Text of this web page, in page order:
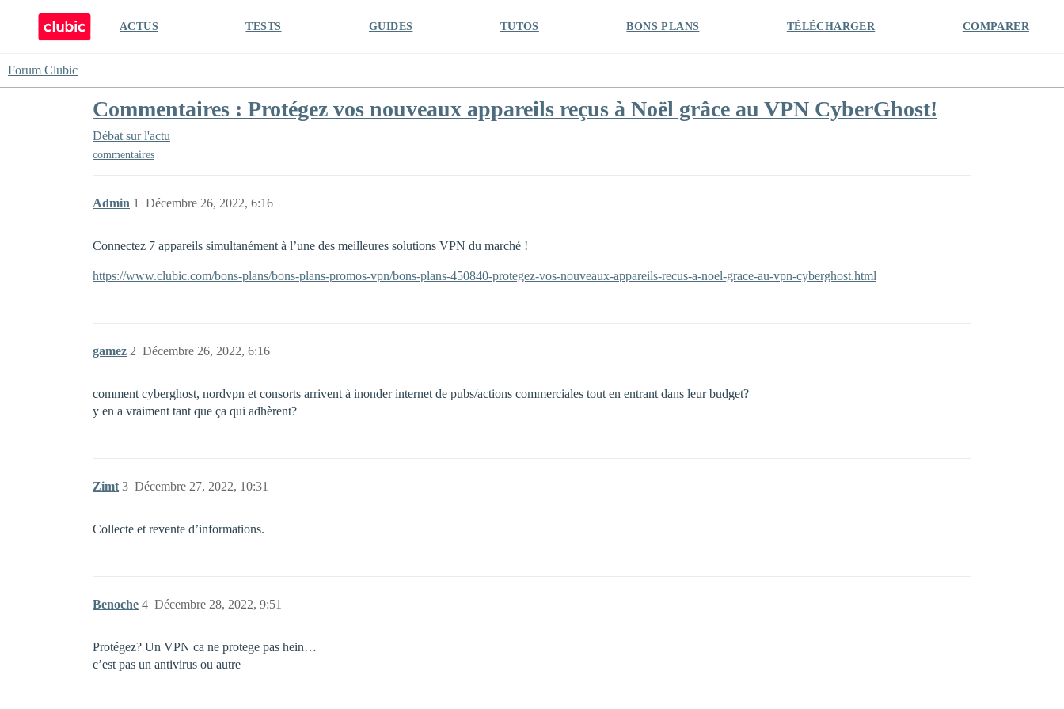
ACTUS TESTS GUIDES TUTOS BONS PLANS TÉLÉCHARGER COMPARER
Forum Clubic
Commentaires : Protégez vos nouveaux appareils reçus à Noël grâce au VPN CyberGhost!
Débat sur l'actu
commentaires
Admin Décembre 26, 2022, 6:16
1
Connectez 7 appareils simultanément à l’une des meilleures solutions VPN du marché !
https://www.clubic.com/bons-plans/bons-plans-promos-vpn/bons-plans-450840-protegez-vos-nouveaux-appareils-recus-a-noel-grace-au-vpn-cyberghost.html
gamez Décembre 26, 2022, 6:16
2
comment cyberghost, nordvpn et consorts arrivent à inonder internet de pubs/actions commerciales tout en entrant dans leur budget?
y en a vraiment tant que ça qui adhèrent?
Zimt Décembre 27, 2022, 10:31
3
Collecte et revente d’informations.
Benoche Décembre 28, 2022, 9:51
4
Protégez? Un VPN ca ne protege pas hein…
c’est pas un antivirus ou autre